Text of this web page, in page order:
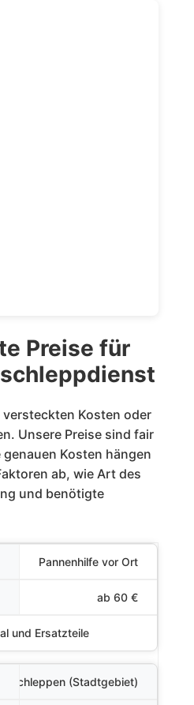
Preise für
Kosten oder
Unsere Preise sind fair
Kosten hängen
ab, wie Art des
und benötigte
Pannenhilfe vor Ort
ab 60 €
und Ersatzteile
Abschleppen (Stadtgebiet)